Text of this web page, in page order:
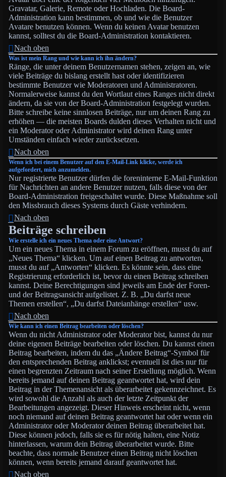
Gravatar, Galerie, Remote oder Hochladen. Die Board-
Administration kann bestimmen, ob und wie die Benutzer
Avatare benutzen können. Wenn du keinen Avatar benutzen
kannst, solltest du die Board-Administration kontaktieren.
Nach oben
Was ist mein Rang und wie kann ich ihn ändern?
Ränge, die unter deinem Benutzernamen stehen, zeigen an, wie
viele Beiträge du bislang erstellt hast oder identifizieren
bestimmte Benutzer wie Moderatoren und Administratoren.
Normalerweise kannst du den Wortlaut eines Ranges nicht direkt
ändern, da sie von der Board-Administration festgelegt wurden.
Bitte schreibe keine sinnlosen Beiträge, nur um deinen Rang zu
erhöhen — die meisten Boards dulden dieses Verhalten nicht und
ein Moderator oder Administrator wird deinen Rang unter
Umständen einfach wieder zurücksetzen.
Nach oben
Wenn ich bei einem Benutzer auf den E-Mail-Link klicke, werde ich
aufgefordert, mich anzumelden.
Nur registrierte Benutzer dürfen die foreninterne E-Mail-Funktion
für Nachrichten an andere Benutzer nutzen, falls diese von der
Board-Administration freigeschaltet wurde. Diese Maßnahme soll
den Missbrauch dieses Systems durch Gäste verhindern.
Nach oben
Beiträge schreiben
Wie erstelle ich ein neues Thema oder eine Antwort?
Um ein neues Thema in einem Forum zu eröffnen, musst du auf
„Neues Thema“ klicken. Um auf einen Beitrag zu antworten,
musst du auf „Antworten“ klicken. Es könnte sein, dass eine
Registrierung erforderlich ist, bevor du einen Beitrag schreiben
kannst. Deine Berechtigungen sind jeweils am Ende der Foren-
und der Beitragsansicht aufgelistet. Z. B. „Du darfst neue
Themen erstellen“, „Du darfst Dateianhänge erstellen“ usw.
Nach oben
Wie kann ich einen Beitrag bearbeiten oder löschen?
Wenn du nicht Administrator oder Moderator bist, kannst du nur
deine eigenen Beiträge bearbeiten oder löschen. Du kannst einen
Beitrag bearbeiten, indem du das „Ändere Beitrag“-Symbol für
den entsprechenden Beitrag anklickst; eventuell ist dies nur für
einen begrenzten Zeitraum nach seiner Erstellung möglich. Wenn
bereits jemand auf deinen Beitrag geantwortet hat, wird dein
Beitrag in der Themenansicht als überarbeitet gekennzeichnet. Es
wird sowohl die Anzahl als auch der letzte Zeitpunkt der
Bearbeitungen angezeigt. Dieser Hinweis erscheint nicht, wenn
noch niemand auf deinen Beitrag geantwortet hat oder wenn ein
Administrator oder Moderator deinen Beitrag überarbeitet hat.
Diese können jedoch, falls sie es für nötig halten, eine Notiz
hinterlassen, warum dein Beitrag überarbeitet wurde. Bitte
beachte, dass normale Benutzer einen Beitrag nicht löschen
können, wenn bereits jemand darauf geantwortet hat.
Nach oben